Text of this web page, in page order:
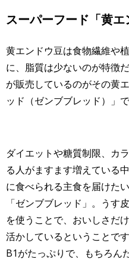
スーパーフード「黄エ
黄エンドウ豆は食物繊維や
に、脂質は少ないのが特徴
が販売しているのがその黄
ッド（ゼンブブレッド）」で
ダイエットや糖質制限、カ
る人がますます増えている
に食べられる主食を届けた
「ゼンブブレッド」。うす
を使うことで、おいしさだ
活かしているということで
B1がたっぷりで、もちろん